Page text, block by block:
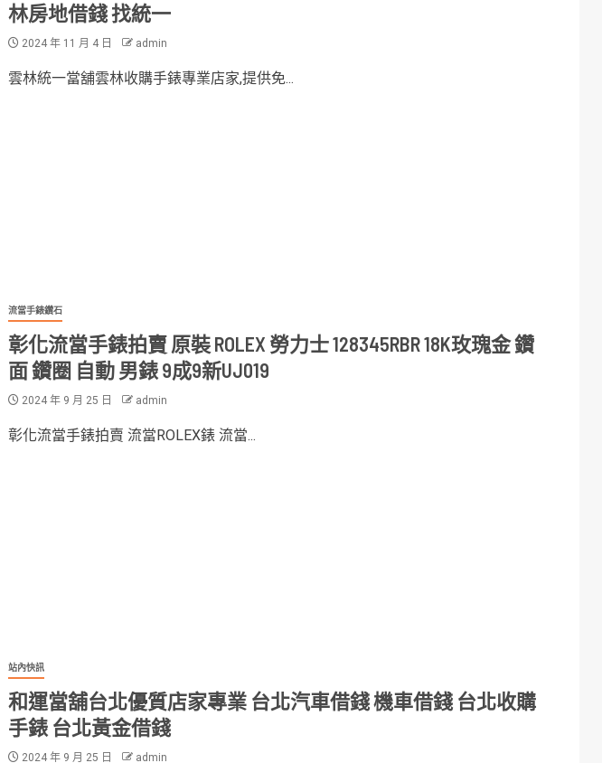
林房地借錢 找統一
2024 年 11 月 4 日 admin
雲林統一當舖雲林收購手錶專業店家,提供免...
流當手錶鑽石
彰化流當手錶拍賣 原裝 ROLEX 勞力士 128345RBR 18K玫瑰金 鑽
面 鑽圈 自動 男錶 9成9新UJ019
2024 年 9 月 25 日 admin
彰化流當手錶拍賣 流當ROLEX錶 流當...
站內快訊
和運當舖台北優質店家專業 台北汽車借錢 機車借錢 台北收購
手錶 台北黃金借錢
2024 年 9 月 25 日 admin